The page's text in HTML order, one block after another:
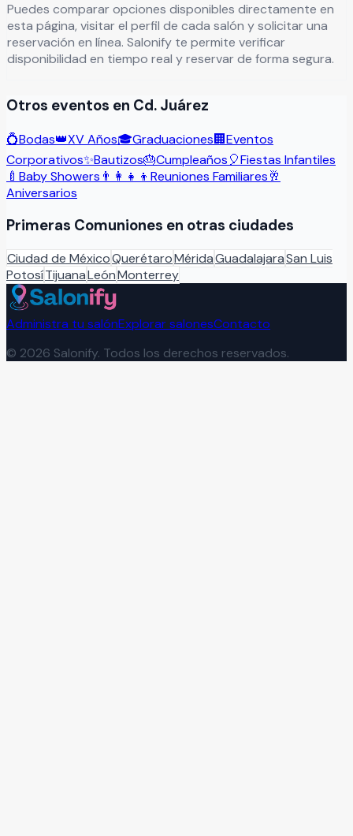
Puedes comparar opciones disponibles directamente en
esta página, visitar el perfil de cada salón y solicitar una
reservación en línea. Salonify te permite verificar
disponibilidad en tiempo real y reservar de forma segura.
Otros eventos en Cd. Juárez
💍Bodas👑XV Años🎓Graduaciones🏢Eventos
Corporativos✨Bautizos🎂Cumpleaños🎈Fiestas Infantiles
🍼 Baby Showers 👨‍👩‍👧‍👦 Reuniones Familiares🥂
Aniversarios
Primeras Comuniones en otras ciudades
Ciudad de MéxicoQuerétaroMéridaGuadalajaraSan Luis
PotosíTijuanaLeónMonterrey
Administra tu salónExplorar salonesContacto
© 2026 Salonify. Todos los derechos reservados.